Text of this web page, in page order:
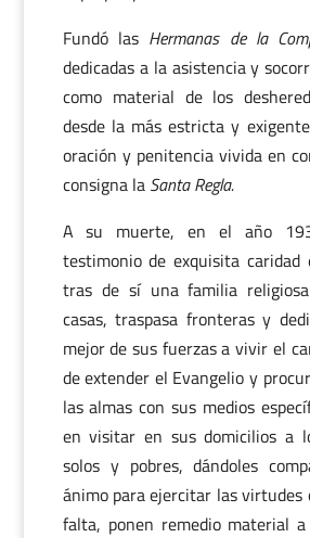
Fundó las Hermanas de la
dedicadas a la asistencia y
como material de los
desde la más estricta y
oración y penitencia vivida en
consigna la Santa Regla.
A su muerte, en el año
testimonio de exquisita caridad
tras de sí una familia
casas, traspasa fronteras y
mejor de sus fuerzas a vivir el
de extender el Evangelio y
las almas con sus medios
en visitar en sus domicilios a
solos y pobres, dándoles
ánimo para ejercitar las virtudes
falta, ponen remedio material a